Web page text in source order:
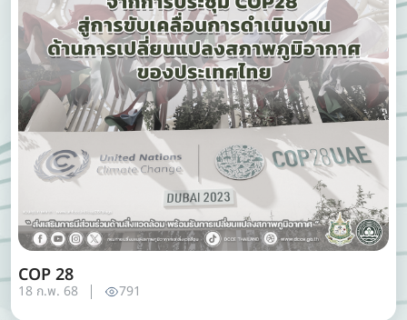
COP 28
18 ก.พ. 68 791